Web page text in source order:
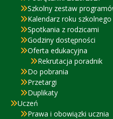
Szkolny zestaw
Kalendarz roku szkolnego
Spotkania z rodzicami
Godziny dostępności
Oferta edukacyjna
Rekrutacja poradnik
Do pobrania
Przetargi
Duplikaty
Uczeń
Prawa i obowiązki ucznia